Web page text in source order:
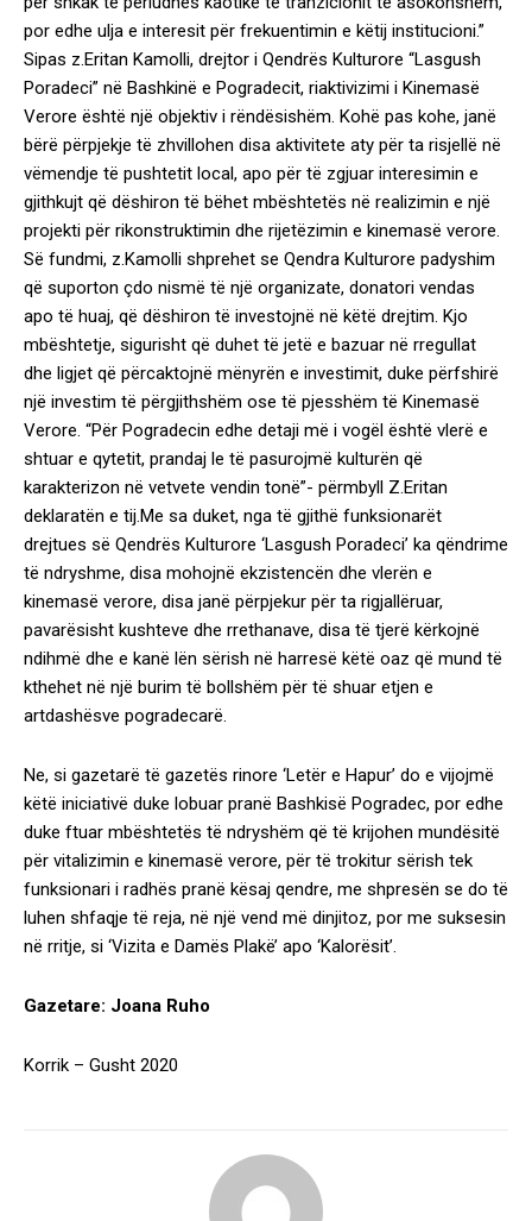
por edhe ulja e interesit për frekuentimin e këtij institucioni.”
Sipas z.Eritan Kamolli, drejtor i Qendrës Kulturore “Lasgush
Poradeci” në Bashkinë e Pogradecit, riaktivizimi i Kinemasë
Verore është një objektiv i rëndësishëm. Kohë pas kohe, janë
bërë përpjekje të zhvillohen disa aktivitete aty për ta risjellë në
vëmendje të pushtetit local, apo për të zgjuar interesimin e
gjithkujt që dëshiron të bëhet mbështetës në realizimin e një
projekti për rikonstruktimin dhe rijetëzimin e kinemasë verore.
Së fundmi, z.Kamolli shprehet se Qendra Kulturore padyshim
që suporton çdo nismë të një organizate, donatori vendas
apo të huaj, që dëshiron të investojnë në këtë drejtim. Kjo
mbështetje, sigurisht që duhet të jetë e bazuar në rregullat
dhe ligjet që përcaktojnë mënyrën e investimit, duke përfshirë
një investim të përgjithshëm ose të pjesshëm të Kinemasë
Verore. “Për Pogradecin edhe detaji më i vogël është vlerë e
shtuar e qytetit, prandaj le të pasurojmë kulturën që
karakterizon në vetvete vendin tonë”- përmbyll Z.Eritan
deklaratën e tij.Me sa duket, nga të gjithë funksionarët
drejtues së Qendrës Kulturore ‘Lasgush Poradeci’ ka qëndrime
të ndryshme, disa mohojnë ekzistencën dhe vlerën e
kinemasë verore, disa janë përpjekur për ta rigjallëruar,
pavarësisht kushteve dhe rrethanave, disa të tjerë kërkojnë
ndihmë dhe e kanë lën sërish në harresë këtë oaz që mund të
kthehet në një burim të bollshëm për të shuar etjen e
artdashësve pogradecarë.
Ne, si gazetarë të gazetës rinore ‘Letër e Hapur’ do e vijojmë
këtë iniciativë duke lobuar pranë Bashkisë Pogradec, por edhe
duke ftuar mbështetës të ndryshëm që të krijohen mundësitë
për vitalizimin e kinemasë verore, për të trokitur sërish tek
funksionari i radhës pranë kësaj qendre, me shpresën se do të
luhen shfaqje të reja, në një vend më dinjitoz, por me suksesin
në rritje, si ‘Vizita e Damës Plakë’ apo ‘Kalorësit’.
Gazetare: Joana Ruho
Korrik – Gusht 2020